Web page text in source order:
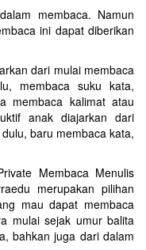
membaca. Namun
ini dapat diberikan
dari mulai membaca
membaca suku kata,
membaca kalimat atau
anak diajarkan dari
baru membaca kata,
Membaca Menulis
merupakan pilihan
mau dapat membaca
mulai sejak umur balita
bahkan juga dari dalam